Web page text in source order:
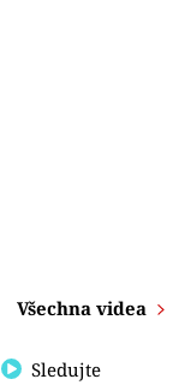
Všechna videa
Sledujte